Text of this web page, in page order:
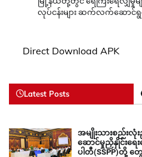
လုပ်ငန်းများ ဆက်လက်ဆောင်
Direct Download APK
Latest Posts
အမျိုးသားစည်းလုံး
ဆောင်မှုညှိနှိုင်းရေ
ပါတီ(SSPP)တို့ တွ